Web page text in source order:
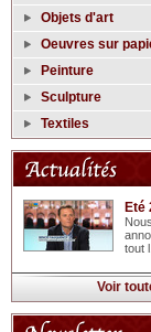
Objets d'art
Oeuvres sur
Peinture
Sculpture
Textiles
Eté
tout
Voir